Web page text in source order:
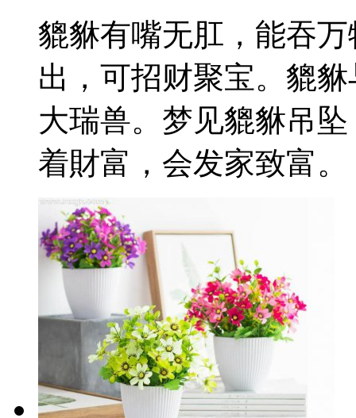
貔貅有嘴无肛，能吞
出，可招财聚宝。貔
大瑞兽。梦见貔貅吊
着財富，会发家致富